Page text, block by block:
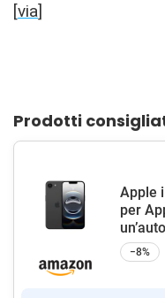
[via]
Prodotti
Apple
per
−8%